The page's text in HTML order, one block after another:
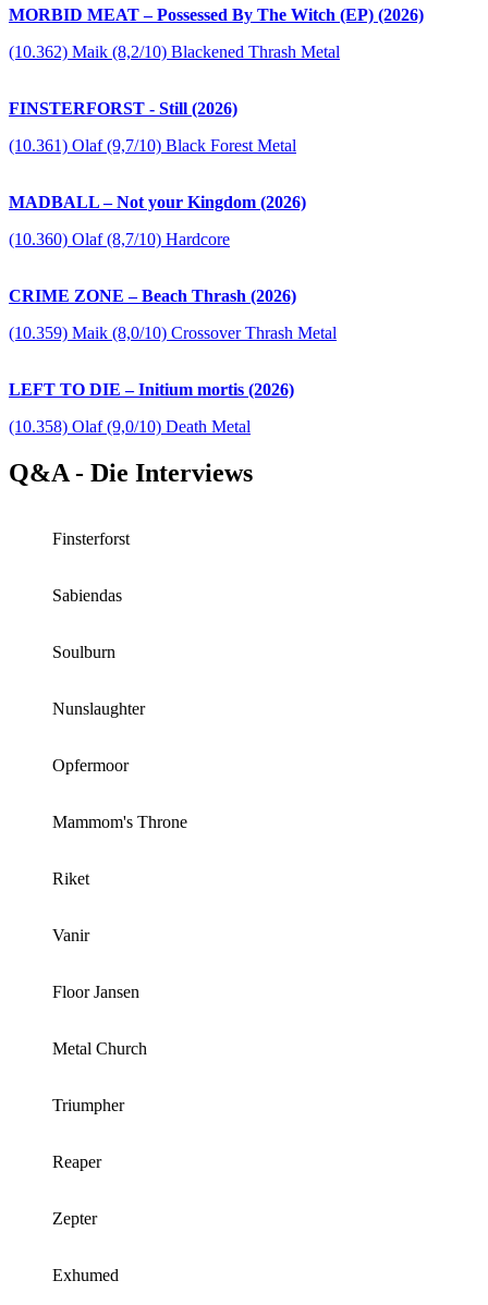
MORBID MEAT – Possessed By The Witch (EP) (2026)
(10.362) Maik (8,2/10) Blackened Thrash Metal
FINSTERFORST - Still (2026)
(10.361) Olaf (9,7/10) Black Forest Metal
MADBALL – Not your Kingdom (2026)
(10.360) Olaf (8,7/10) Hardcore
CRIME ZONE – Beach Thrash (2026)
(10.359) Maik (8,0/10) Crossover Thrash Metal
LEFT TO DIE – Initium mortis (2026)
(10.358) Olaf (9,0/10) Death Metal
Q&A - Die Interviews
Finsterforst
Sabiendas
Soulburn
Nunslaughter
Opfermoor
Mammom's Throne
Riket
Vanir
Floor Jansen
Metal Church
Triumpher
Reaper
Zepter
Exhumed